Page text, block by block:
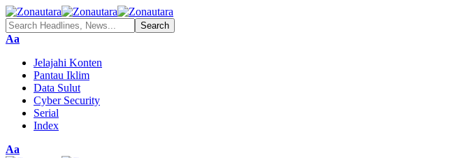
Aa
Jelajahi Konten
Pantau Iklim
Data Sulut
Cyber Security
Serial
Index
Aa